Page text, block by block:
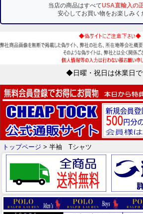
当店の商品はすべてUSA直輸入の
安心してお買い物をお楽しみく
◆日曜・祝日は休業日
トップページ > 半袖 Tシャツ